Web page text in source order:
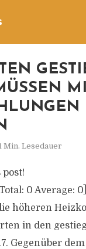
Min. Lesedauer
[Total: 0 Average: 0]
höheren
in den
Gegenüber